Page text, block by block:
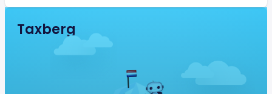
Taxberg